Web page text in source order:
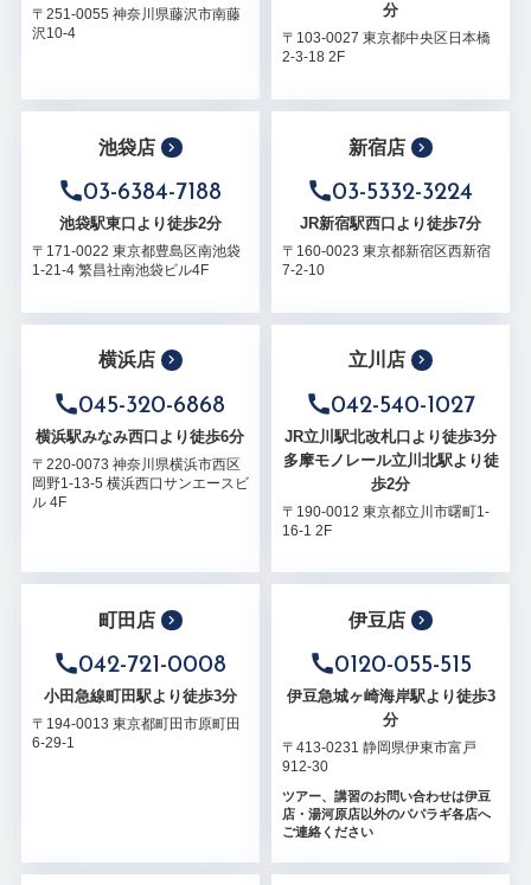
〒251-0055 神奈川県藤沢市南藤
沢10-4
分
〒103-0027 東京都中央区日本橋
2-3-18 2F
池袋店
03-6384-7188
池袋駅東口より徒歩2分
〒171-0022 東京都豊島区南池袋
1-21-4 繁昌社南池袋ビル4F
新宿店
03-5332-3224
JR新宿駅西口より徒歩7分
〒160-0023 東京都新宿区西新宿
7-2-10
横浜店
045-320-6868
横浜駅みなみ西口より徒歩6分
〒220-0073 神奈川県横浜市西区
岡野1-13-5 横浜西口サンエースビ
ル 4F
立川店
042-540-1027
JR立川駅北改札口より徒歩3分
多摩モノレール立川北駅より徒
歩2分
〒190-0012 東京都立川市曙町1-
16-1 2F
町田店
042-721-0008
小田急線町田駅より徒歩3分
〒194-0013 東京都町田市原町田
6-29-1
伊豆店
0120-055-515
伊豆急城ヶ崎海岸駅より徒歩3
分
〒413-0231 静岡県伊東市富戸
912-30
ツアー、講習のお問い合わせは伊豆
店・湯河原店以外のパパラギ各店へ
ご連絡ください